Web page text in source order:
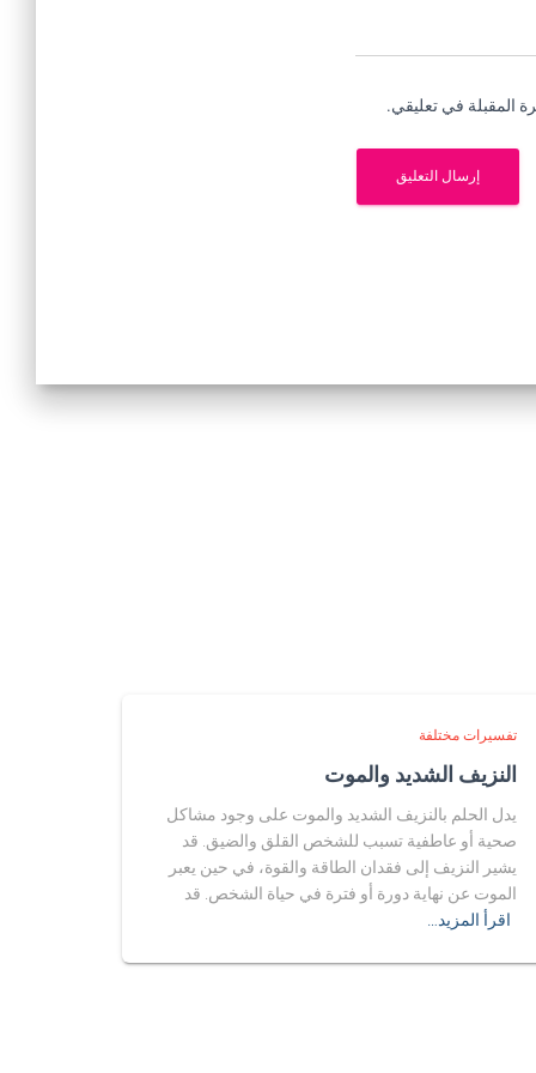
المقبلة في تعليقي.
تفسيرات مختلفة
النزيف الشديد والموت
يدل الحلم بالنزيف الشديد والموت على وجود مشاكل
صحية أو عاطفية تسبب للشخص القلق والضيق. قد
يشير النزيف إلى فقدان الطاقة والقوة، في حين يعبر
الموت عن نهاية دورة أو فترة في حياة الشخص. قد
اقرأ المزيد…